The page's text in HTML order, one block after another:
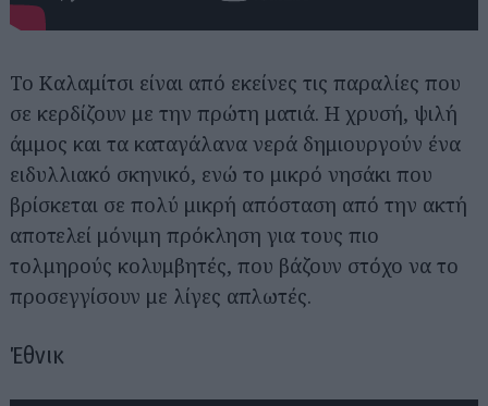
Το Καλαμίτσι είναι από εκείνες τις παραλίες που
σε κερδίζουν με την πρώτη ματιά. Η χρυσή, ψιλή
άμμος και τα καταγάλανα νερά δημιουργούν ένα
ειδυλλιακό σκηνικό, ενώ το μικρό νησάκι που
βρίσκεται σε πολύ μικρή απόσταση από την ακτή
αποτελεί μόνιμη πρόκληση για τους πιο
τολμηρούς κολυμβητές, που βάζουν στόχο να το
προσεγγίσουν με λίγες απλωτές.
Έθνικ